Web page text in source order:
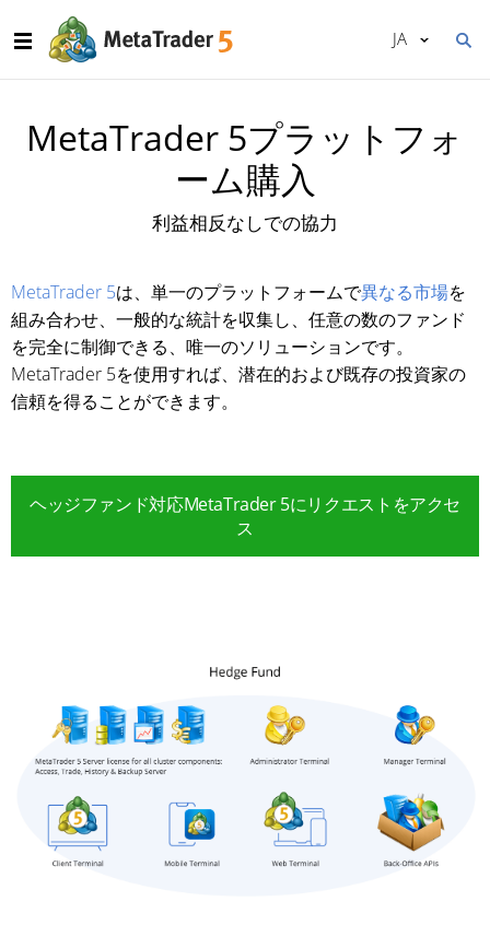
JA
MetaTrader 5プラットフォ
ーム購入
利益相反なしでの協力
MetaTrader 5は、単一のプラットフォームで異なる市場を
組み合わせ、一般的な統計を収集し、任意の数のファンド
を完全に制御できる、唯一のソリューションです。
MetaTrader 5を使用すれば、潜在的および既存の投資家の
信頼を得ることができます。
ヘッジファンド対応MetaTrader 5にリクエストをアクセ
ス